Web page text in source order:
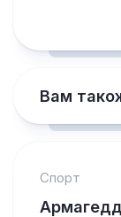
Вам
Спорт